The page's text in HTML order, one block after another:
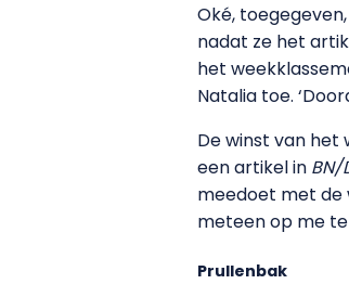
Oké,
nadat ze het
het
Natalia toe.
De winst van het
een artikel in BN/
meedoet met de
meteen op me te
Prullenbak